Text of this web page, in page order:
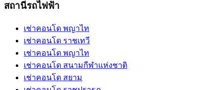
สถานีรถไฟฟ้า
เช่าคอนโด พญาไท
เช่าคอนโด ราชเทวี
เช่าคอนโด พญาไท
เช่าคอนโด สนามกีฬาแห่งชาติ
เช่าคอนโด สยาม